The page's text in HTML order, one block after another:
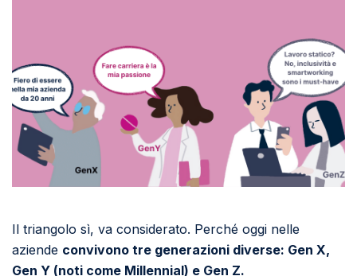
Il triangolo sì, va considerato. Perché oggi nelle
aziende convivono tre generazioni diverse: Gen X,
Gen Y (noti come Millennial) e Gen Z.